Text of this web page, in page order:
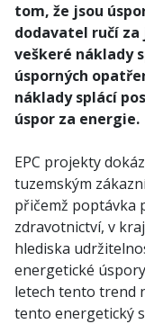
tom, že jsou
dodavatel ručí
veškeré náklady
úsporných
náklady splácí
úspor za energie.
EPC projekty
tuzemským
přičemž poptávka
zdravotnictví, v
hlediska
energetické
letech tento trend
tento energetický